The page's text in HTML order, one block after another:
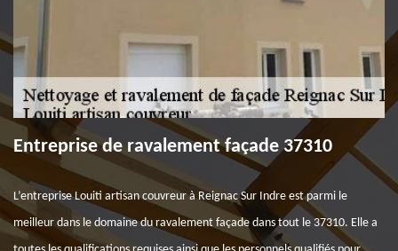
Entreprise de ravalement façade 37310
L’entreprise Louiti artisan couvreur à Reignac Sur Indre est parmi le
meilleur dans le domaine du ravalement façade dans tout le 37310. Elle a